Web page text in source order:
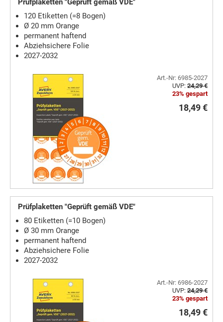
Prüfplaketten "Geprüft gemäß VDE"
120 Etiketten (=8 Bogen)
Ø 20 mm Orange
permanent haftend
Abziehsichere Folie
2027-2032
Art.-Nr: 6985-2027
UVP: 24,29 €
23% gespart
18,49 €
Prüfplaketten "Geprüft gemäß VDE"
80 Etiketten (=10 Bogen)
Ø 30 mm Orange
permanent haftend
Abziehsichere Folie
2027-2032
Art.-Nr: 6986-2027
UVP: 24,29 €
23% gespart
18,49 €